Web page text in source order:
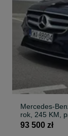
Mercedes-
rok, 245 KM,
93 500 zł